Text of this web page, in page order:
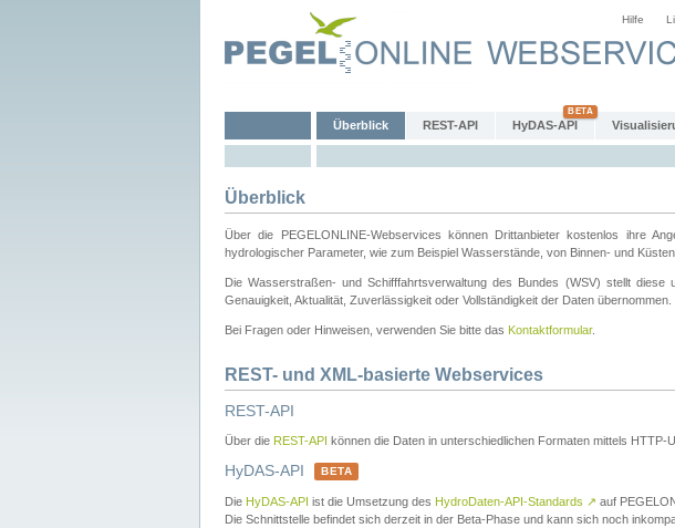
Hilfe
Überblick REST-API HyDAS-API
Überblick
Über die PEGELONLINE-Webservices können Drittanbieter kostenlos ihre
hydrologischer Parameter, wie zum Beispiel Wasserstände, von Binnen- und
Die Wasserstraßen- und Schifffahrtsverwaltung des Bundes (WSV) stellt
Genauigkeit, Aktualität, Zuverlässigkeit oder Vollständigkeit der Daten
Bei Fragen oder Hinweisen, verwenden Sie bitte das Kontaktformular.
REST- und XML-basierte Webservices
REST-API
Über die REST-API können die Daten in unterschiedlichen Formaten mittels
HyDAS-API BETA
Die HyDAS-API ist die Umsetzung des HydroDaten-API-Standards ↗ auf
Die Schnittstelle befindet sich derzeit in der Beta-Phase und kann sich noch